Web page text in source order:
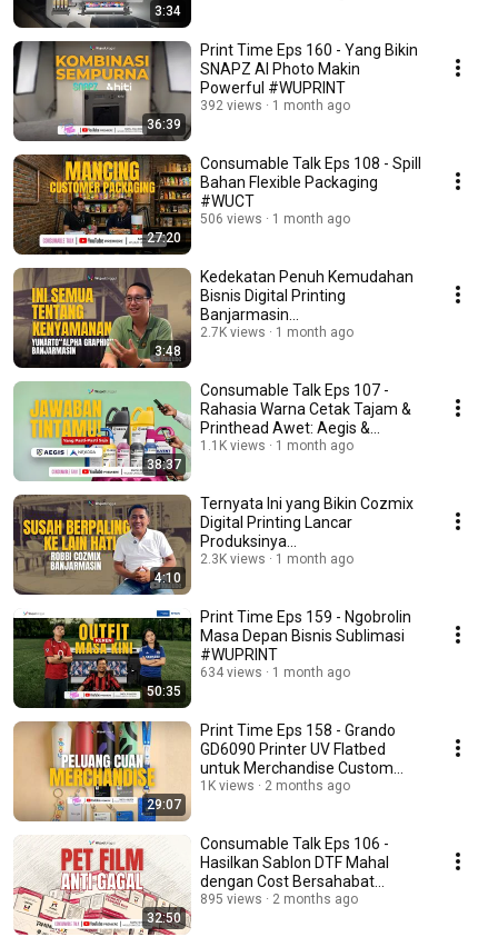
3:34
36:39
Print Time Eps 160 - Yang Bikin
SNAPZ AI Photo Makin
Powerful #WUPRINT
392 views 1 month ago
27:20
Consumable Talk Eps 108 - Spill
Bahan Flexible Packaging
#WUCT
506 views 1 month ago
3:48
Kedekatan Penuh Kemudahan
Bisnis Digital Printing
Banjarmasin
#WUMatesBercerita
2.7K views 1 month ago
38:37
Consumable Talk Eps 107 -
Rahasia Warna Cetak Tajam &
Printhead Awet: Aegis &
Nexora #WUCT
1.1K views 1 month ago
4:10
Ternyata Ini yang Bikin Cozmix
Digital Printing Lancar
Produksinya
#WUMatesBercerita
2.3K views 1 month ago
50:35
Print Time Eps 159 - Ngobrolin
Masa Depan Bisnis Sublimasi
#WUPRINT
634 views 1 month ago
29:07
Print Time Eps 158 - Grando
GD6090 Printer UV Flatbed
untuk Merchandise Custom
#WUPRINT
1K views 2 months ago
32:50
Consumable Talk Eps 106 -
Hasilkan Sablon DTF Mahal
dengan Cost Bersahabat
#WUCT
895 views 2 months ago